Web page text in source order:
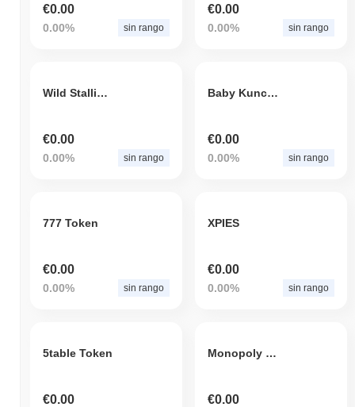
€0.00
0.00% sin rango
€0.00
0.00% sin rango
Wild Stallions
€0.00
0.00% sin rango
Baby Kunci Coin
€0.00
0.00% sin rango
777 Token
€0.00
0.00% sin rango
XPIES
€0.00
0.00% sin rango
5table Token
€0.00
Monopoly Future Token
€0.00